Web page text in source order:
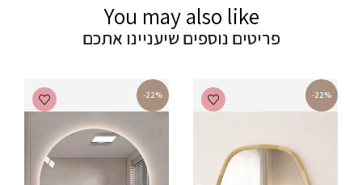
You may also like
פריטים נוספים שיעניינו אתכם
-22%
-22%